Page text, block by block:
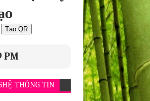
Tạo QR
PM
THÔNG TIN